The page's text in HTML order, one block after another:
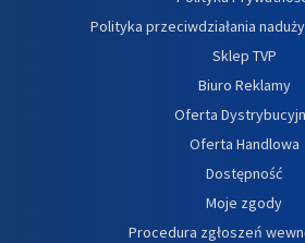
Polityka przeciwdziałania
Sklep TVP
Biuro Reklamy
Oferta
Oferta Handlowa
Dostępność
Moje zgody
Procedura zgłoszeń